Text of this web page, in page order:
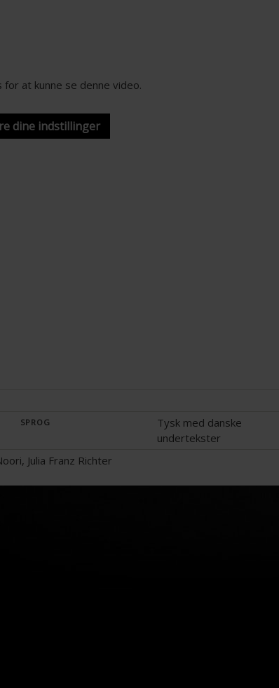
for at kunne se denne video.
dine indstillinger
SPROG
Tysk med danske
undertekster
Julia Franz Richter